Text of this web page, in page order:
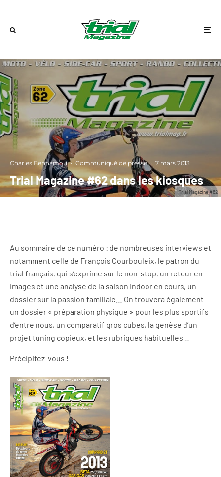
Trial Magazine #62
Charles Benhamou · Communiqué de presse · 7 mars 2013
Trial Magazine #62 dans les kiosques
Au sommaire de ce numéro : de nombreuses interviews et
notamment celle de François Courbouleix, le patron du
trial français, qui s’exprime sur le non-stop, un retour en
images et une analyse de la saison Indoor en cours, un
dossier sur la passion familiale… On trouvera également
un dossier « préparation physique » pour les plus sportifs
d’entre nous, un comparatif gros cubes, la genèse d’un
projet tuning copieux, et les rubriques habituelles…
Précipitez-vous !